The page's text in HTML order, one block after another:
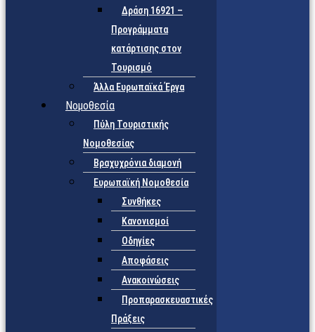
Δράση 16921 –
Προγράμματα
κατάρτισης στον
Τουρισμό
Άλλα Ευρωπαϊκά Έργα
Νομοθεσία
Πύλη Τουριστικής
Νομοθεσίας
Βραχυχρόνια διαμονή
Ευρωπαϊκή Νομοθεσία
Συνθήκες
Κανονισμοί
Οδηγίες
Αποφάσεις
Ανακοινώσεις
Προπαρασκευαστικές
Πράξεις